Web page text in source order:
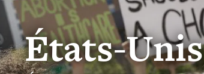
États-Unis